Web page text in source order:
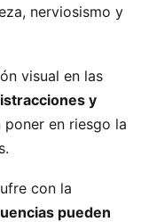
nerviosismo y
visual en las
y
en riesgo la
con la
pueden